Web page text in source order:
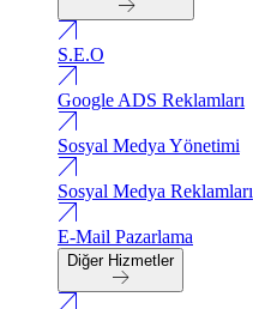
S.E.O
Google ADS Reklamları
Sosyal Medya Yönetimi
Sosyal Medya Reklamları
E-Mail Pazarlama
Diğer Hizmetler